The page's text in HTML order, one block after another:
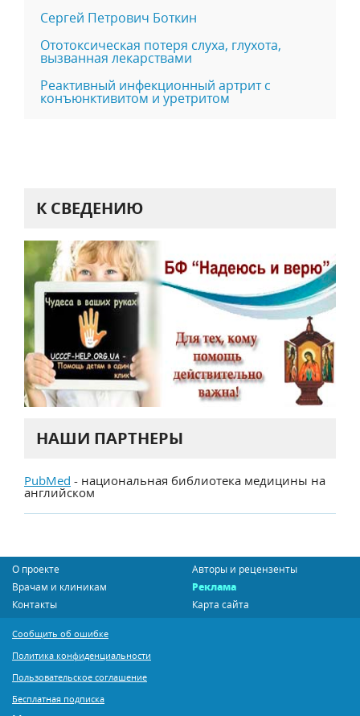
Сергей Петрович Боткин
Ототоксическая потеря слуха, глухота,
вызванная лекарствами
Реактивный инфекционный артрит с
конъюнктивитом и уретритом
К СВЕДЕНИЮ
НАШИ ПАРТНЕРЫ
PubMed - национальная библиотека медицины на
английском
О проекте
Авторы и рецензенты
Врачам и клиникам
Реклама
Контакты
Карта сайта
Сообщить об ошибке
Политика конфиденциальности
Пользовательское соглашение
Бесплатная подписка